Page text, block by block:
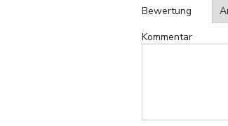
Bewertung
Kommentar